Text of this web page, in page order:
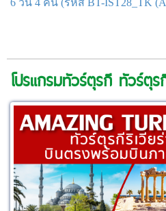
โปรแกรมทัวร์ตุรกี ทัวร์ตุ